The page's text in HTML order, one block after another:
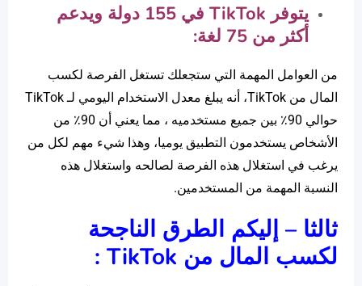
يتوفر TikTok
في 155 دولة ويدعم
أكثر من 75 لغة:
من العوامل المهمة التي ستجعلك تستغل الفرصة لكسب
المال من TikTok، أنه يبلغ معدل الاستخدام اليومي لـ TikTok
حوالي 90٪ بين جميع مستخدميه ، مما يعني أن 90٪ من
الأشخاص يستخدمون التطبيق يوميا، وهذا شيء مهم لكل من
يرغب في استغلال هذه الفرصة لصالحه واستغلال هذه
النسبة المهمة من المستخدمين.
ثالثا – إليكم الطرق الناجحة
لكسب المال من TikTok
: